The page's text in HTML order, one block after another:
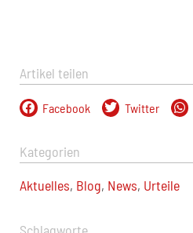
Artikel teilen
Facebook Twitter
Kategorien
Aktuelles, Blog, News, Urteile